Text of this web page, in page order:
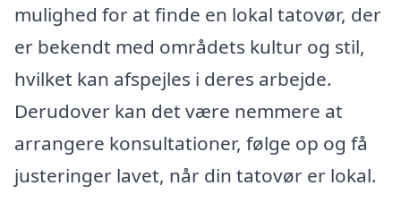
mulighed for at finde en lokal tatovør, der
er bekendt med områdets kultur og stil,
hvilket kan afspejles i deres arbejde.
Derudover kan det være nemmere at
arrangere konsultationer, følge op og få
justeringer lavet, når din tatovør er lokal.